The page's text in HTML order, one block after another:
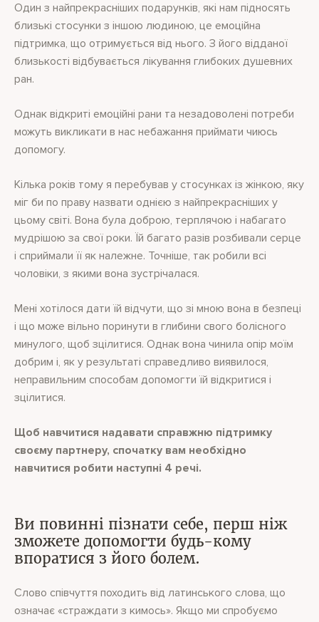
Один з найпрекрасніших подарунків, які нам підносять
близькі стосунки з іншою людиною, це емоційна
підтримка, що отримується від нього. З його відданої
близькості відбувається лікування глибоких душевних
ран.
Однак відкриті емоційні рани та незадоволені потреби
можуть викликати в нас небажання приймати чиюсь
допомогу.
Кілька років тому я перебував у стосунках із жінкою, яку
міг би по праву назвати однією з найпрекрасніших у
цьому світі. Вона була доброю, терплячою і набагато
мудрішою за свої роки. Їй багато разів розбивали серце
і сприймали її як належне. Точніше, так робили всі
чоловіки, з якими вона зустрічалася.
Мені хотілося дати їй відчути, що зі мною вона в безпеці
і що може вільно поринути в глибини свого болісного
минулого, щоб зцілитися. Однак вона чинила опір моїм
добрим і, як у результаті справедливо виявилося,
неправильним способам допомогти їй відкритися і
зцілитися.
Щоб навчитися надавати справжню підтримку
своєму партнеру, спочатку вам необхідно
навчитися робити наступні 4 речі.
Ви повинні пізнати себе, перш ніж
зможете допомогти будь-кому
впоратися з його болем.
Слово співчуття походить від латинського слова, що
означає «страждати з кимось». Якщо ми спробуємо